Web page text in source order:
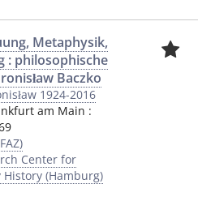
Metaphysik,
: philosophische
Baczko
1924-2016
am Main :
Center for
(Hamburg)